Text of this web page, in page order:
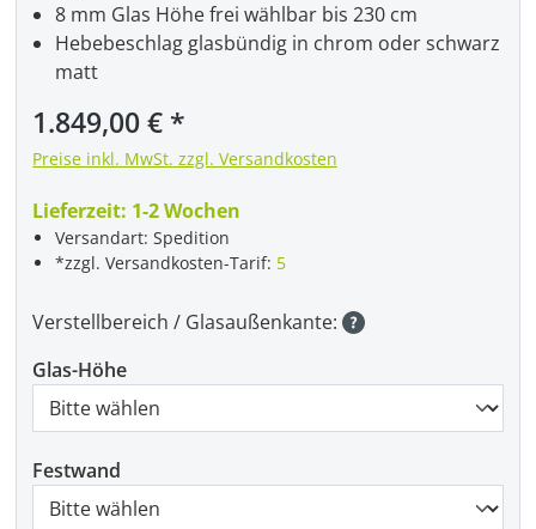
Regulärer Preis:
1.849,00 €
Preise inkl. MwSt. zzgl. Versandkosten
Lieferzeit: 1-2 Wochen
Versandart: Spedition
*zzgl. Versandkosten-Tarif: 5
8 mm Glas Höhe frei wählbar bis 230 cm
Hebebeschlag glasbündig in chrom oder schwarz
matt
Verstellbereich / Glasaußenkante:
Glas-Höhe
Festwand